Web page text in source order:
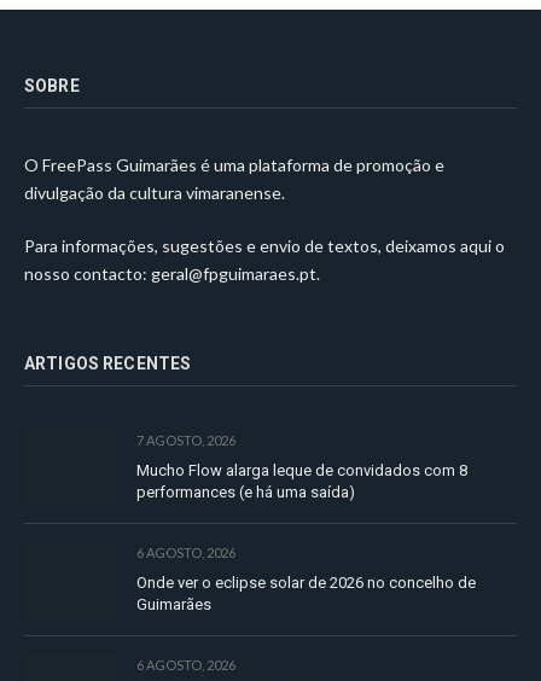
SOBRE
O FreePass Guimarães é uma plataforma de promoção e
divulgação da cultura vimaranense.
Para informações, sugestões e envio de textos, deixamos aqui o
nosso contacto: geral@fpguimaraes.pt.
ARTIGOS RECENTES
7 AGOSTO, 2026
Mucho Flow alarga leque de convidados com 8
performances (e há uma saída)
6 AGOSTO, 2026
Onde ver o eclipse solar de 2026 no concelho de
Guimarães
6 AGOSTO, 2026